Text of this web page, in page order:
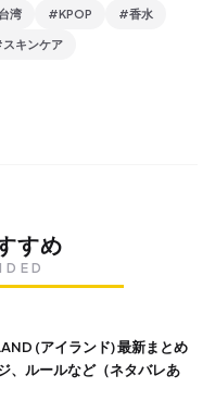
湾 #KPOP #香水
キンケア
すめ
、ルールなど（ネタバレあ